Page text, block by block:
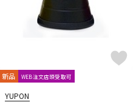
新品 WEB注文店頭受取可
YUPON